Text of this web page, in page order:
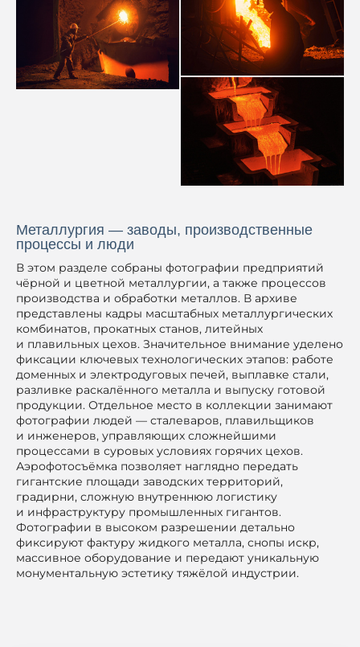
Металлургия — заводы, производственные
процессы и люди
В этом разделе собраны фотографии предприятий
чёрной и цветной металлургии, а также процессов
производства и обработки металлов. В архиве
представлены кадры масштабных металлургических
комбинатов, прокатных станов, литейных
и плавильных цехов. Значительное внимание уделено
фиксации ключевых технологических этапов: работе
доменных и электродуговых печей, выплавке стали,
разливке раскалённого металла и выпуску готовой
продукции. Отдельное место в коллекции занимают
фотографии людей — сталеваров, плавильщиков
и инженеров, управляющих сложнейшими
процессами в суровых условиях горячих цехов.
Аэрофотосъёмка позволяет наглядно передать
гигантские площади заводских территорий,
градирни, сложную внутреннюю логистику
и инфраструктуру промышленных гигантов.
Фотографии в высоком разрешении детально
фиксируют фактуру жидкого металла, снопы искр,
массивное оборудование и передают уникальную
монументальную эстетику тяжёлой индустрии.